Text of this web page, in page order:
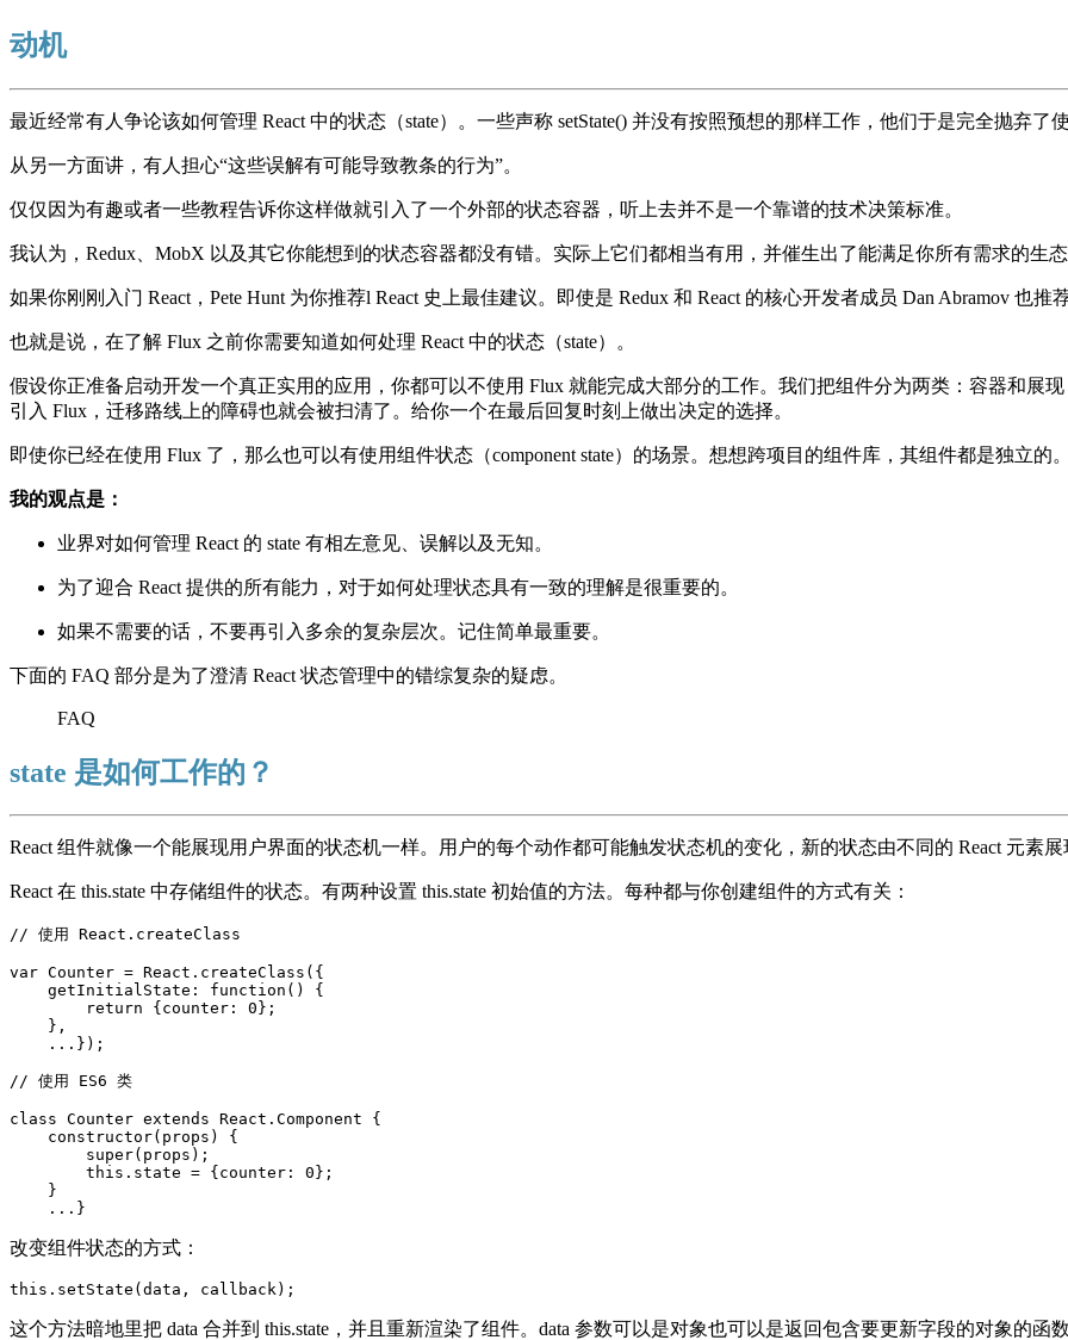
动机
最近经常有人争论该如何管理 React 中的状态（state）。一些声称 setState() 并没有按照预想的那样工作，他们于是完全抛弃
从另一方面讲，有人担心“这些误解有可能导致教条的行为”。
仅仅因为有趣或者一些教程告诉你这样做就引入了一个外部的状态容器，听上去并不是一个靠谱的技术决策标准。
我认为， Redux MobX 以及其它你能想到的状态容器都没有错。实际上它们都相当有用，并催生出了能满足你所有需求的生
如果你刚刚入门 React， Pete Hunt 为你推荐l React 史上最佳建议。即使是 Redux 和 React 的核心开发者成员 Dan Abramov 也推
也就是说，在了解 Flux 之前你需要知道如何处理 React 中的状态（state）。
假设你正准备启动开发一个真正实用的应用，你都可以不使用 Flux 就能完成大部分的工作。我们把组件分为两类： 容器和展现
引入 Flux ，迁移路线上的障碍也就会被扫清了。给你一个在最后回复时刻 上做出决定的选择。
即使你已经在使用 Flux 了，那么也可以有使用组件状态（component state）的场景。想想跨项目的组件库，其组件都是独立的
我的观点是：
业界对如何管理 React 的 state 有相左意见、误解以及无知。
为了迎合 React 提供的所有能力，对于如何处理状态具有一致的理解是很重要的。
如果不需要的话，不要再引入多余的复杂层次。记住简单最重要。
下面的 FAQ 部分是为了澄清 React 状态管理中的错综复杂的疑虑。
FAQ
state 是如何工作的？
React 组件就像一个能展现用户界面的状态机一样。用户的每个动作都可能触发状态机的变化，新的状态由不同的 React 元素展
React 在 this.state 中存储组件的状态。有两种设置 this.state 初始值的方法。每种都与你创建组件的方式有关：
// 使用 React.createClass
var Counter = React.createClass({
    getInitialState: function() {
        return {counter: 0};
    },
    ...});
// 使用 ES6 类
class Counter extends React.Component {
    constructor(props) {
        super(props);
        this.state = {counter: 0};
    }
改变组件状态的方式：
this.setState(data, callback);
这个方法暗地里把 data 合并到 this.state，并且重新渲染了组件。data 参数可以是对象也可以是返回包含要更新字段的对象的